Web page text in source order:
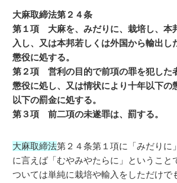
大麻取締法第２４条
第１項 大麻を、みだりに、栽培し、本
入し、又は本邦若しくは外国から輸出し
懲役に処する。
第２項 営利の目的で前項の罪を犯した
懲役に処し、又は情状により十年以下の
以下の罰金に処する。
第３項 前二項の未遂罪は、罰する。
大麻取締法第２４条第１項に「みだりに
に言えば「むやみやたらに」ということ
ついては単純に栽培や輸入をしただけで